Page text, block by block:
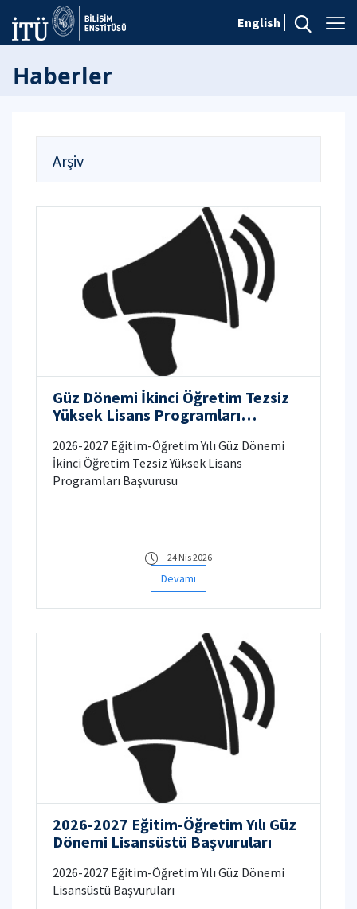
English
Haberler
Arşiv
Güz Dönemi İkinci Öğretim Tezsiz
Yüksek Lisans Programları
2026-2027 Eğitim-Öğretim Yılı Güz Dönemi
İkinci Öğretim Tezsiz Yüksek Lisans
Programları Başvurusu
24 Nis 2026
Devamı
2026-2027 Eğitim-Öğretim Yılı Güz
Dönemi Lisansüstü Başvuruları
2026-2027 Eğitim-Öğretim Yılı Güz Dönemi
Lisansüstü Başvuruları